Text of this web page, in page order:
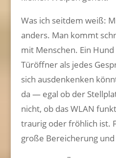
Was ich seitdem weiß:
anders. Man kommt
mit Menschen. Ein
Türöffner als jedes
sich ausdenkenken
da — egal ob der
nicht, ob das WLAN
traurig oder fröhlich ist.
große Bereicherung